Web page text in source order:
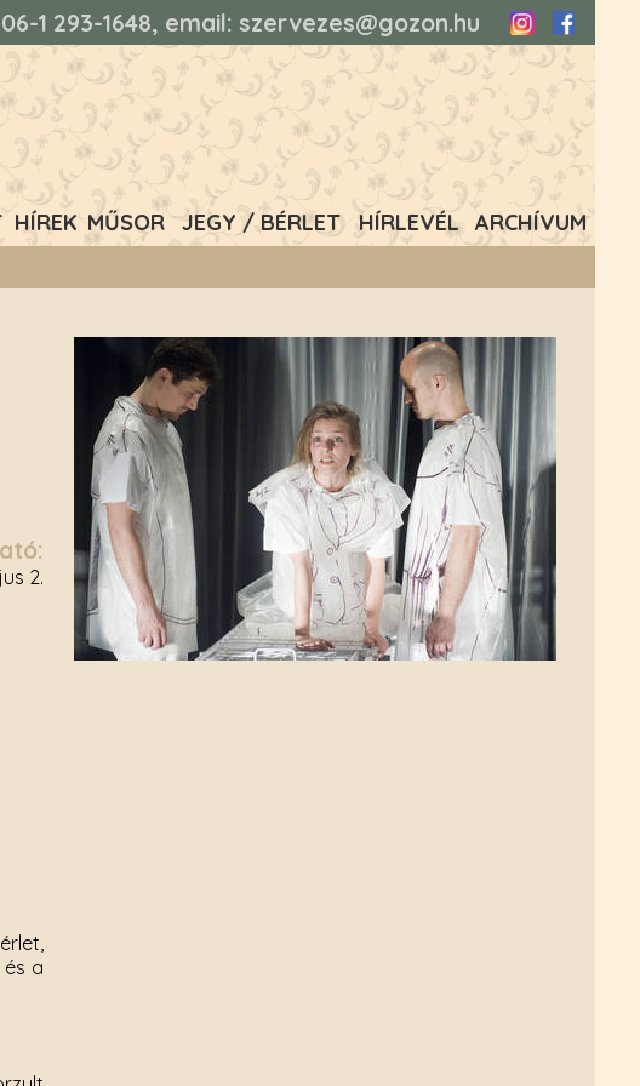
1 293-1648, email: szervezes@gozon.hu InstagramFacebook
HÍREK MŰSOR JEGY / BÉRLET HÍRLEVÉL ARCHÍVUM
2.
a